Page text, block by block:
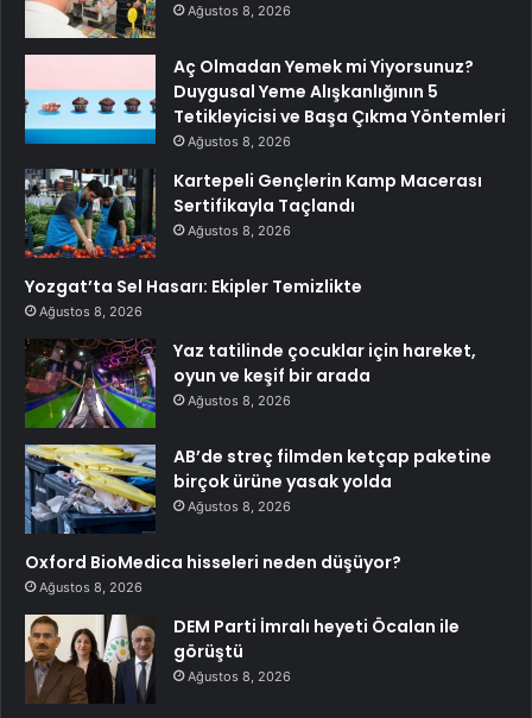
Ağustos 8, 2026
Aç Olmadan Yemek mi Yiyorsunuz?
Duygusal Yeme Alışkanlığının 5
Tetikleyicisi ve Başa Çıkma Yöntemleri
Ağustos 8, 2026
Kartepeli Gençlerin Kamp Macerası
Sertifikayla Taçlandı
Ağustos 8, 2026
Yozgat’ta Sel Hasarı: Ekipler Temizlikte
Ağustos 8, 2026
Yaz tatilinde çocuklar için hareket,
oyun ve keşif bir arada
Ağustos 8, 2026
AB’de streç filmden ketçap paketine
birçok ürüne yasak yolda
Ağustos 8, 2026
Oxford BioMedica hisseleri neden düşüyor?
Ağustos 8, 2026
DEM Parti İmralı heyeti Öcalan ile
görüştü
Ağustos 8, 2026